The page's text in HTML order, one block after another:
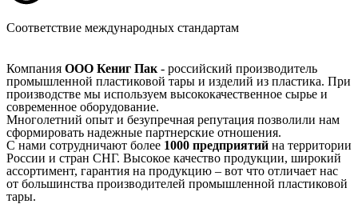
Соответствие международных стандартам
Компания ООО Кениг Пак - российский производитель
промышленной пластиковой тары и изделий из пластика. При
производстве мы используем высококачественное сырье и
современное оборудование.
Многолетний опыт и безупречная репутация позволили нам
сформировать надежные партнерские отношения.
С нами сотрудничают более 1000 предприятий на территории
России и стран СНГ. Высокое качество продукции, широкий
ассортимент, гарантия на продукцию – вот что отличает нас
от большинства производителей промышленной пластиковой
тары.